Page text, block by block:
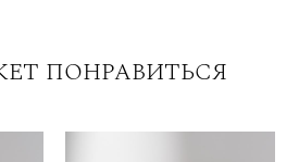
ПОНРАВИТЬСЯ